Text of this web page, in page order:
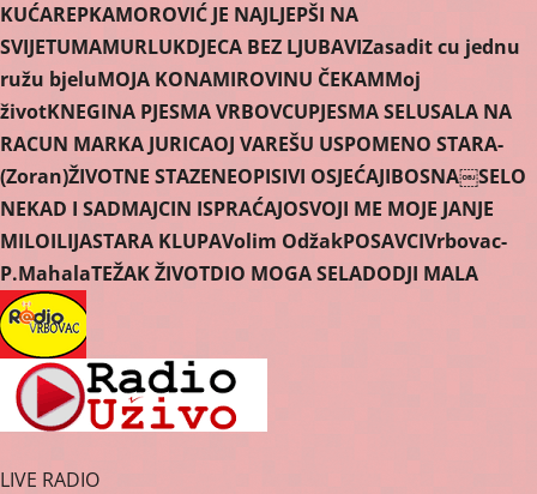
KUĆAREPKAMOROVIĆ JE NAJLJEPŠI NA
SVIJETUMAMURLUKDJECA BEZ LJUBAVIZasadit cu jednu
ružu bjeluMOJA KONAMIROVINU ČEKAMMoj
životKNEGINA PJESMA VRBOVCUPJESMA SELUSALA NA
RACUN MARKA JURICAOJ VAREŠU USPOMENO STARA-
(Zoran)ŽIVOTNE STAZENEOPISIVI OSJEĆAJIBOSNA￼SELO
NEKAD I SADMAJCIN ISPRAĆAJOSVOJI ME MOJE JANJE
MILOILIJASTARA KLUPAVolim OdžakPOSAVCIVrbovac-
P.MahalaTEŽAK ŽIVOTDIO MOGA SELADODJI MALA
LIVE RADIO